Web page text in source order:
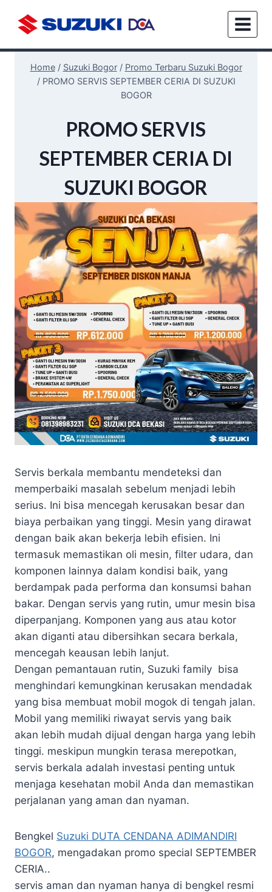
Home / Suzuki Bogor / Promo Terbaru Suzuki Bogor
/ PROMO SERVIS SEPTEMBER CERIA DI SUZUKI
BOGOR
&
|
BENGKEL
SPAREPART
SUZUKI
BOGOR
|
BERITA
EVENT
|
BERITA
&
EVENT
SUZUKI
BOGOR
|
PROMO
TERBARU
|
PROMO
TERBARU
SUZUKI
BOGOR
|
PROMO SERVIS
SEPTEMBER CERIA DI
SUZUKI BOGOR
Servis berkala membantu mendeteksi dan
memperbaiki masalah sebelum menjadi lebih
serius. Ini bisa mencegah kerusakan besar dan
biaya perbaikan yang tinggi. Mesin yang dirawat
dengan baik akan bekerja lebih efisien. Ini
termasuk memastikan oli mesin, filter udara, dan
komponen lainnya dalam kondisi baik, yang
berdampak pada performa dan konsumsi bahan
bakar. Dengan servis yang rutin, umur mesin bisa
diperpanjang. Komponen yang aus atau kotor
akan diganti atau dibersihkan secara berkala,
mencegah keausan lebih lanjut.
Dengan pemantauan rutin, Suzuki family bisa
menghindari kemungkinan kerusakan mendadak
yang bisa membuat mobil mogok di tengah jalan.
Mobil yang memiliki riwayat servis yang baik
akan lebih mudah dijual dengan harga yang lebih
tinggi. meskipun mungkin terasa merepotkan,
servis berkala adalah investasi penting untuk
menjaga kesehatan mobil Anda dan memastikan
perjalanan yang aman dan nyaman.
Bengkel Suzuki DUTA CENDANA ADIMANDIRI
BOGOR, mengadakan promo special SEPTEMBER
CERIA..
servis aman dan nyaman hanya di bengkel resmi